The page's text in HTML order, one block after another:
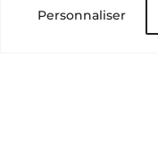
Personnaliser